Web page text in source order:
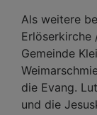
Als weitere
Erlöserkirche
Gemeinde
die Evang.
und die